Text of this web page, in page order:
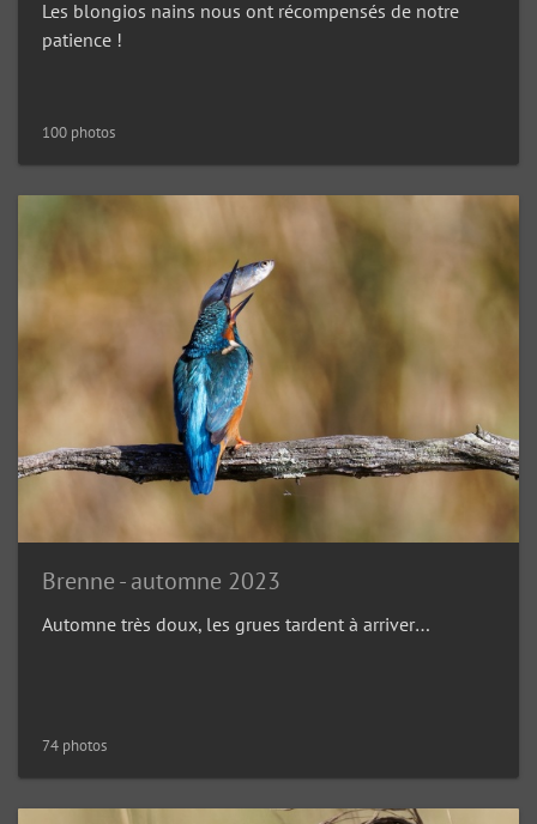
Les blongios nains nous ont récompensés de notre
patience !
100 photos
Brenne - automne 2023
Automne très doux, les grues tardent à arriver…
74 photos